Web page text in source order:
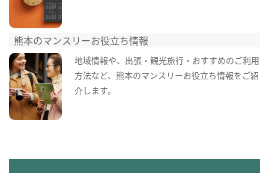
熊本のマンスリーお役立ち情報
地域情報や、出張・観光旅行・おすすめのご利用
方法など、熊本のマンスリーお役立ち情報をご紹
介します。